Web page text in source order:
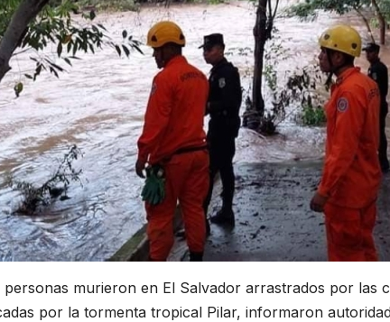
personas murieron en El Salvador arrastrados por las
por la tormenta tropical Pilar, informaron